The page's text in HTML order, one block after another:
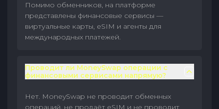
Помимо обменников, на платформе
представлены финансовые сервисы —
виртуальные карты, eSIM и агенты для
международных платежей.
Проводит ли MoneySwap операции с
финансовыми сервисами напрямую?
Нет. MoneySwap не проводит обменных
операций, не продаёт eSIM и не проводит